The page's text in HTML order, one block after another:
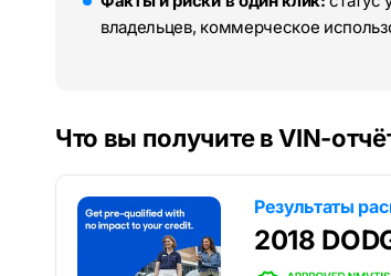
владельцев, коммерческое
Что вы получите в VIN-
Результаты
2018